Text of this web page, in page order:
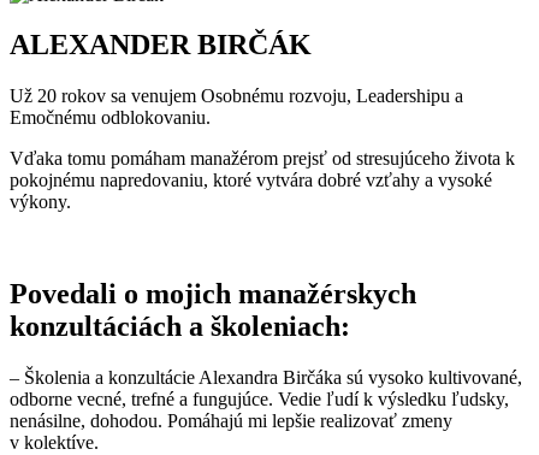
ALEXANDER BIRČÁK
Už 20 rokov sa venujem Osobnému rozvoju, Leadershipu a
Emočnému odblokovaniu.
Vďaka tomu pomáham manažérom prejsť od stresujúceho života k
pokojnému napredovaniu, ktoré vytvára dobré vzťahy a vysoké
výkony.
Povedali o mojich manažérskych
konzultáciách a školeniach:
– Školenia a konzultácie Alexandra Birčáka sú vysoko kultivované,
odborne vecné, trefné a fungujúce. Vedie ľudí k výsledku ľudsky,
nenásilne, dohodou. Pomáhajú mi lepšie realizovať zmeny
v kolektíve.